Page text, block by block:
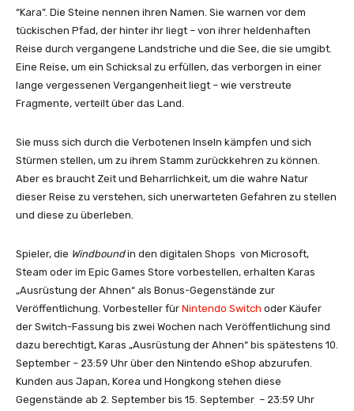
“Kara”. Die Steine nennen ihren Namen. Sie warnen vor dem
tückischen Pfad, der hinter ihr liegt – von ihrer heldenhaften
Reise durch vergangene Landstriche und die See, die sie umgibt.
Eine Reise, um ein Schicksal zu erfüllen, das verborgen in einer
lange vergessenen Vergangenheit liegt – wie verstreute
Fragmente, verteilt über das Land.
Sie muss sich durch die Verbotenen Inseln kämpfen und sich
Stürmen stellen, um zu ihrem Stamm zurückkehren zu können.
Aber es braucht Zeit und Beharrlichkeit, um die wahre Natur
dieser Reise zu verstehen, sich unerwarteten Gefahren zu stellen
und diese zu überleben.
Spieler, die Windboundin den digitalen Shops von Microsoft,
Steam oder im Epic Games Store vorbestellen, erhalten Karas
„Ausrüstung der Ahnen“ als Bonus-Gegenstände zur
Veröffentlichung. Vorbesteller für Nintendo Switch oder Käufer
der Switch-Fassung bis zwei Wochen nach Veröffentlichung sind
dazu berechtigt, Karas „Ausrüstung der Ahnen“ bis spätestens 10.
September – 23:59 Uhr über den Nintendo eShop abzurufen.
Kunden aus Japan, Korea und Hongkong stehen diese
Gegenstände ab 2. September bis 15. September – 23:59 Uhr